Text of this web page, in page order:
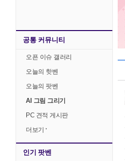
공통 커뮤니티
오픈 이슈 갤러리
오늘의 핫벤
오늘의 팟벤
AI 그림 그리기
PC 견적 게시판
더보기
인기 팟벤